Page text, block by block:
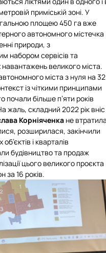
приміській зоні. У
площею 450 га вже
автономного містечка
природи, з
набором сервісів та
великого міста.
міста з нуля на 32
із чіткими принципами
почали більше п’яти років
жаль, складний 2022 рік вніс
Корніяченка не
розширилася, закінчили
і кварталів
будівництво та продаж
цього великого проєкта
за 16 років.